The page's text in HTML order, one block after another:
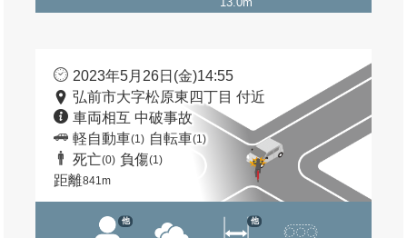
2023年5月26日(金)14:55
弘前市大字松原東四丁目 付近
車両相互 中破事故
軽自動車(1) 自転車(1)
死亡(0) 負傷(1)
距離841m
他 他